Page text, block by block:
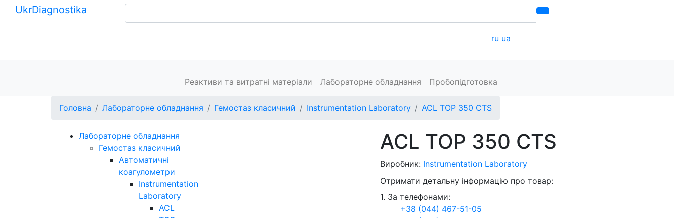
UkrDiagnostika
ru ua
Реактиви та витратні матеріали Лабораторне обладнання Пробопідготовка
Головна Лабораторне обладнання Гемостаз класичний Instrumentation Laboratory ACL TOP 350 CTS
Лабораторне обладнання
Гемостаз класичний
Автоматичні
коагулометри
Instrumentation
Laboratory
ACL
ACL TOP 350 CTS
Виробник: Instrumentation Laboratory
Отримати детальну інформацію про товар:
1. За телефонами:
+38 (044) 467-51-05